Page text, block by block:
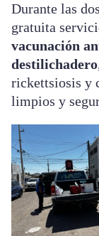
Durante las
gratuita
vacunación
destilichadero
rickettsiosis y
limpios y